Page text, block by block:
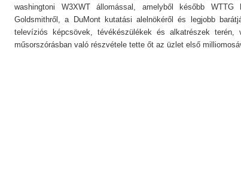
washingtoni W3XWT állomással, amelyből később
Goldsmithről, a DuMont kutatási alelnökéről és legjobb
televíziós képcsövek, tévékészülékek és alkatrészek terén,
műsorszórásban való részvétele tette őt az üzlet első